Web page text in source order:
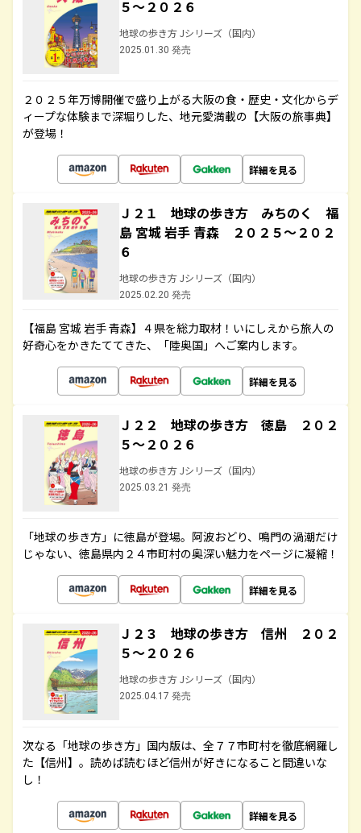
５～２０２６
地球の歩き方 Jシリーズ（国内）
2025.01.30 発売
２０２５年万博開催で盛り上がる大阪の食・歴史・文化からデ
ィープな体験まで深堀りした、地元愛満載の【大阪の旅事典】
が登場！
詳細を見る
Ｊ２１ 地球の歩き方 みちのく 福
島 宮城 岩手 青森 ２０２５～２０２
６
地球の歩き方 Jシリーズ（国内）
2025.02.20 発売
【福島 宮城 岩手 青森】４県を総力取材！いにしえから旅人の
好奇心をかきたててきた、「陸奥国」へご案内します。
詳細を見る
Ｊ２２ 地球の歩き方 徳島 ２０２
５～２０２６
地球の歩き方 Jシリーズ（国内）
2025.03.21 発売
「地球の歩き方」に徳島が登場。阿波おどり、鳴門の渦潮だけ
じゃない、徳島県内２４市町村の奥深い魅力をページに凝縮！
詳細を見る
Ｊ２３ 地球の歩き方 信州 ２０２
５～２０２６
地球の歩き方 Jシリーズ（国内）
2025.04.17 発売
次なる「地球の歩き方」国内版は、全７７市町村を徹底網羅し
た【信州】。読めば読むほど信州が好きになること間違いな
し！
詳細を見る